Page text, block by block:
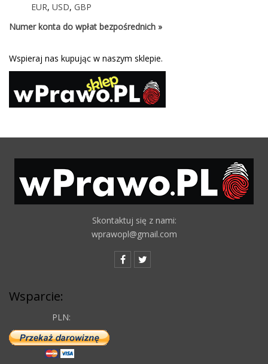
EUR, USD, GBP
Numer konta do wpłat bezpośrednich »
Wspieraj nas kupując w naszym sklepie.
Skontaktuj się z nami:
wprawopl@gmail.com
Wsparcie:
PLN: